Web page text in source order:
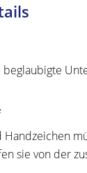
sie von der